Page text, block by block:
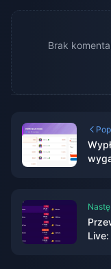
Brak